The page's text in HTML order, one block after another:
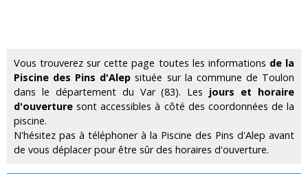
Vous trouverez sur cette page toutes les informations de la
Piscine des Pins d'Alep située sur la commune de Toulon
dans le département du Var (83). Les jours et horaire
d'ouverture sont accessibles à côté des coordonnées de la
piscine.
N'hésitez pas à téléphoner à la Piscine des Pins d'Alep avant
de vous déplacer pour être sûr des horaires d'ouverture.